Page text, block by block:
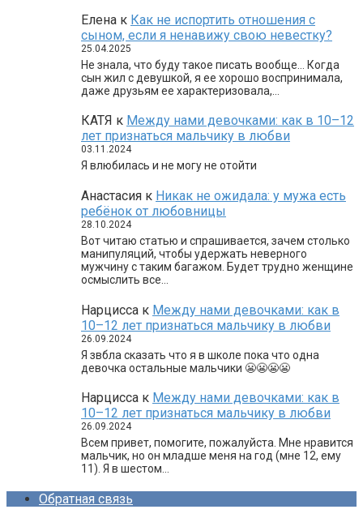
Елена к Как не испортить отношения с
сыном, если я ненавижу свою невестку?
25.04.2025
Не знала, что буду такое писать вообще… Когда
сын жил с девушкой, я ее хорошо воспринимала,
даже друзьям ее характеризовала,…
КАТЯ к Между нами девочками: как в 10–12
лет признаться мальчику в любви
03.11.2024
Я влюбилась и не могу не отойти
Анастасия к Никак не ожидала: у мужа есть
ребёнок от любовницы
28.10.2024
Вот читаю статью и спрашивается, зачем столько
манипуляций, чтобы удержать неверного
мужчину с таким багажом. Будет трудно женщине
осмыслить все…
Нарцисса к Между нами девочками: как в
10–12 лет признаться мальчику в любви
26.09.2024
Я звбла сказать что я в школе пока что одна
девочка остальные мальчики 😬😬😬😬
Нарцисса к Между нами девочками: как в
10–12 лет признаться мальчику в любви
26.09.2024
Всем привет, помогите, пожалуйста. Мне нравится
мальчик, но он младше меня на год (мне 12, ему
11). Я в шестом…
Обратная связь